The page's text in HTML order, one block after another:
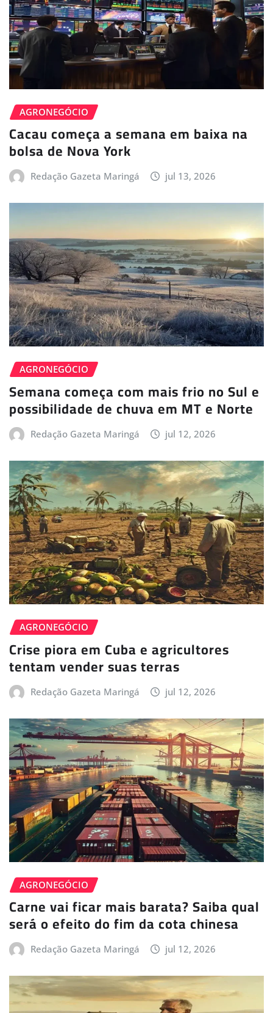
AGRONEGÓCIO
Cacau começa a semana em baixa na
bolsa de Nova York
Redação Gazeta Maringá jul 13, 2026
AGRONEGÓCIO
Semana começa com mais frio no Sul e
possibilidade de chuva em MT e Norte
Redação Gazeta Maringá jul 12, 2026
AGRONEGÓCIO
Crise piora em Cuba e agricultores
tentam vender suas terras
Redação Gazeta Maringá jul 12, 2026
AGRONEGÓCIO
Carne vai ficar mais barata? Saiba qual
será o efeito do fim da cota chinesa
Redação Gazeta Maringá jul 12, 2026